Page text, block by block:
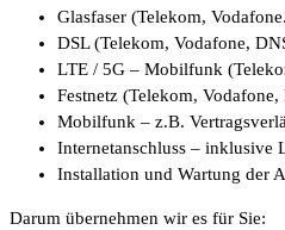
Glasfaser (Telekom,
DSL (Telekom, Vodafone,
LTE / 5G – Mobilfunk
Festnetz (Telekom,
Mobilfunk – z.B.
Internetanschluss – inklusive
Installation und Wartung der
Darum übernehmen wir es für Sie: